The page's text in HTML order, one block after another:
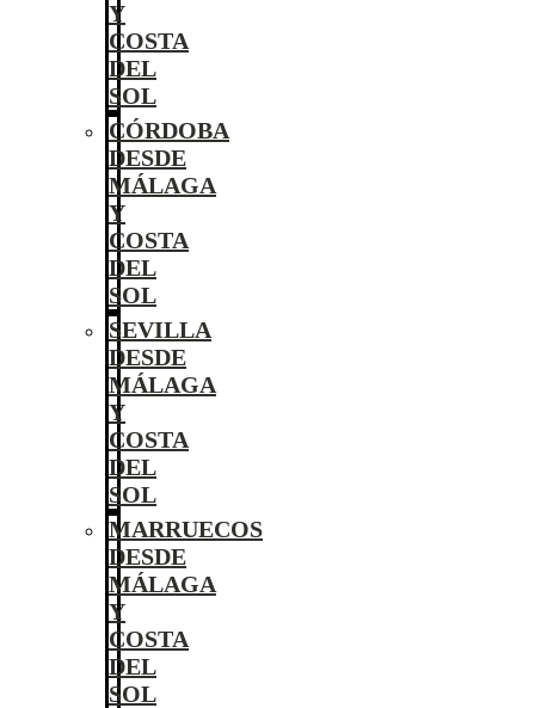
Y
COSTA
DEL
SOL
CÓRDOBA
DESDE
MÁLAGA
Y
COSTA
DEL
SOL
SEVILLA
DESDE
MÁLAGA
Y
COSTA
DEL
SOL
MARRUECOS
DESDE
MÁLAGA
Y
COSTA
DEL
SOL